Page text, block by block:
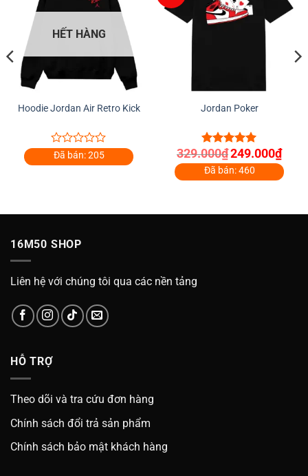
HẾT HÀNG
Hoodie Jordan Air Retro Kick
0
out
Đã bán: 205
Jordan Poker
5.00out of
5
329.000₫Giá
gốc
là:
329.000₫.
249.000₫Giá
hiện
tại
là:
Đã bán: 460
16M50 SHOP
Liên hệ với chúng tôi qua các nền tảng
HỖ TRỢ
Theo dõi và tra cứu đơn hàng
Chính sách đổi trả sản phẩm
Chính sách bảo mật khách hàng